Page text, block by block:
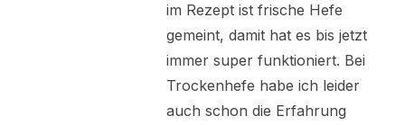
im Rezept ist frische Hefe
gemeint, damit hat es bis jetzt
immer super funktioniert. Bei
Trockenhefe habe ich leider
auch schon die Erfahrung